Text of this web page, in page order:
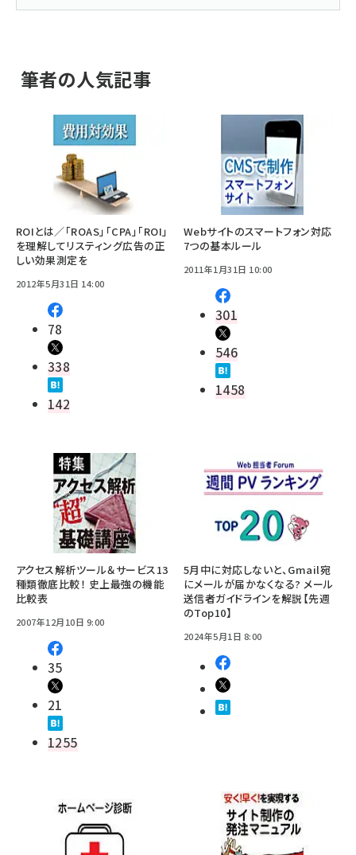
筆者の人気記事
ROIとは／「ROAS」「CPA」「ROI」
を理解してリスティング広告の正
しい効果測定を
2012年5月31日 14:00
78
338
142
Webサイトのスマートフォン対応
7つの基本ルール
2011年1月31日 10:00
301
546
1458
アクセス解析ツール＆サービス13
種類徹底比較！ 史上最強の機能
比較表
2007年12月10日 9:00
35
21
1255
5月中に対応しないと、Gmail宛
にメールが届かなくなる? メール
送信者ガイドラインを解説【先週
のTop10】
2024年5月1日 8:00